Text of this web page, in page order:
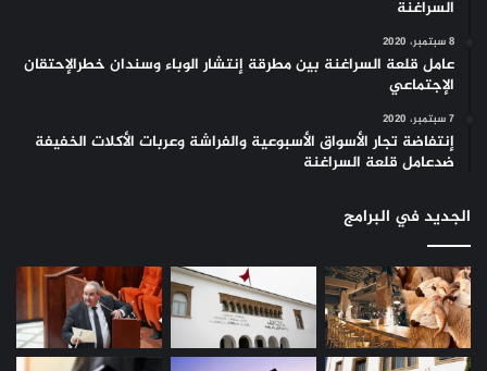
السراغنة
8 سبتمبر، 2020
عامل قلعة السراغنة بين مطرقة إنتشار الوباء وسندان خطرالإحتقان
الإجتماعي
7 سبتمبر، 2020
إنتفاضة تجار الأسواق الأسبوعية والفراشة وعربات الأكلات الخفيفة
ضدعامل قلعة السراغنة
الجديد في البرامج